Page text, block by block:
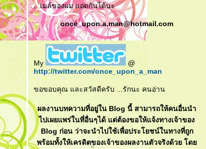
...เมล์ของผม แอดกันได้นะ
once_upon.a.man@hotmail.com
My
@
http://twitter.com/once_upon_a_man
ขอขอบคุณ และสวัสดีครับ ...รักนะ คนอ่าน
ผลงานบทความที่อยู่ใน Blog นี้ สามารถให้คนอื่นนำ
ไปเผยแพร่ในที่อื่นๆได้ แต่ต้องขอให้แจ้งทางเจ้าของ
Blog ก่อน ว่าจะนำไปใช้เพื่อประโยชน์ในทางที่ถูก
พร้อมทั้งให้เครดิตของเจ้าของผลงานตัวจริงด้วย โด